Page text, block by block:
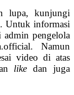
lupa, kunjungi
Untuk informasi
pengelola
Namun
video di atas
like dan juga